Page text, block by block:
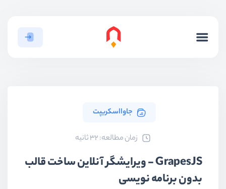
جاوااسکریپت
ﺯﻣﺎﻥ ﻣﻄﺎﻟﻌﻪ: 32 ثانیه
GrapesJS - ویرایشگر آنلاین ساخت قالب
بدون برنامه نویسی